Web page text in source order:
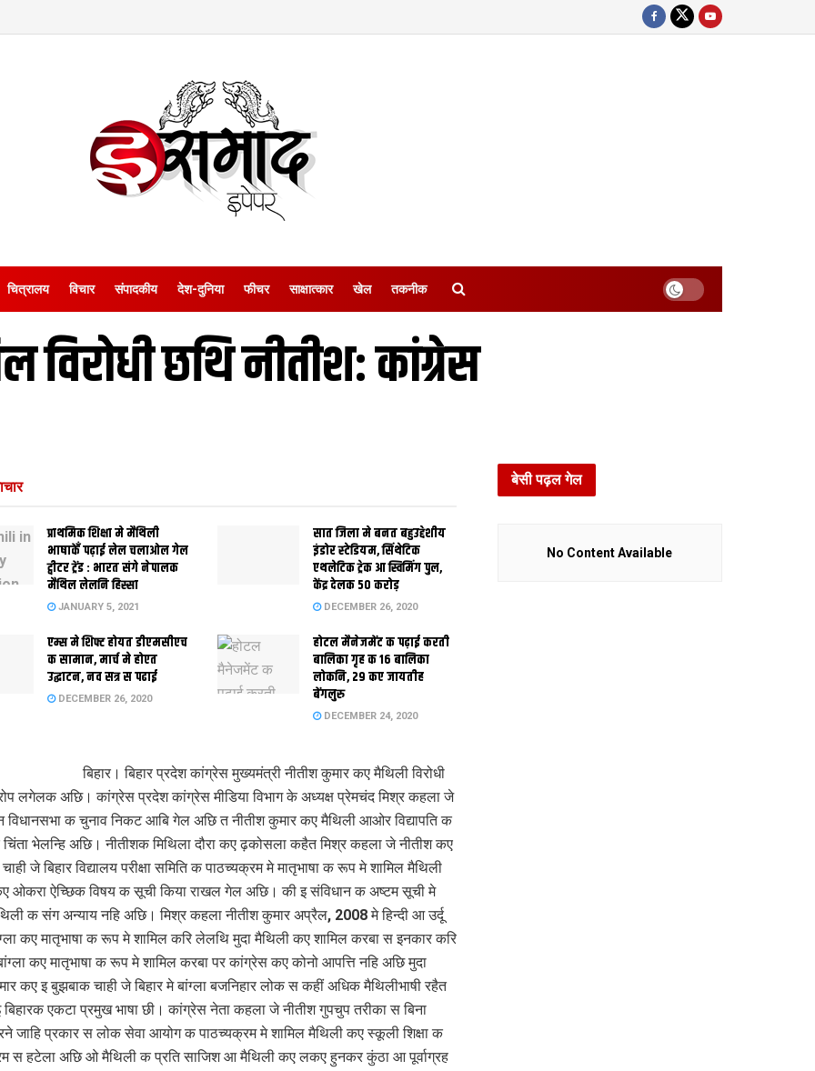
चित्रालय विचार संपादकीय देश-दुनिया फीचर साक्षात्‍कार खेल तकनीक
विरोधी छथि नीतीश: कांग्रेस
प्राथमिक शि‍क्षा मे मैथि‍ली
भाषाकेँ पढ़ाई लेल चलाओल गेल
ट्वीटर ट्रेंड : भारत संगे नेपालक
मैथिल लेलनि हिस्सा
JANUARY 5, 2021
सात जिला मे बनत बहुउद्देशीय
इंडोर स्‍टेडि‍यम, सिंथेटिक
एथलेटिक ट्रेक आ स्विमिंग पुल,
केंद्र देलक 50 करोड़
DECEMBER 26, 2020
एम्स मे शिफ्ट होयत डीएमसीएच
क सामान, मार्च मे होएत
उद्घाटन, नव सत्र स पढाई
DECEMBER 26, 2020
होटल मैनेजमेंट क पढ़ाई करती
बालिका गृह क 16 बालिका
लोकनि, 29 कए जायतीह
बेंगलुरु
DECEMBER 24, 2020
बिहार। बिहार प्रदेश कांग्रेस मुख्यमंत्री नीतीश कुमार कए मैथिली विरोधी
लगेलक अछि। कांग्रेस प्रदेश कांग्रेस मीडिया विभाग के अध्यक्ष प्रेमचंद मिश्र कहला जे
क चुनाव निकट आबि गेल अछि त नीतीश कुमार कए मैथिली आओर विद्यापति क
भेलन्हि अछि। नीतीशक मिथिला दौरा कए ढ़कोसला कहैत मिश्र कहला जे नीतीश कए
जे बिहार विद्यालय परीक्षा समिति क पाठच्यक्रम मे मातृभाषा क रूप मे शामिल मैथिली
ओकरा ऐच्छिक विषय क सूची किया राखल गेल अछि। की इ संविधान क अष्टम सूची मे
क संग अन्याय नहि अछि। मिश्र कहला नीतीश कुमार अप्रैल, 2008 मे हिन्दी आ उर्दू
कए मातृभाषा क रूप मे शामिल करि लेलथि मुदा मैथिली कए शामिल करबा स इनकार करि
कए मातृभाषा क रूप मे शामिल करबा पर कांग्रेस कए कोनो आपत्ति नहि अछि मुदा
कए इ बुझबाक चाही जे बिहार मे बांग्ला बजनिहार लोक स कहीं अधिक मैथिलीभाषी रहैत
एकटा प्रमुख भाषा छी। कांग्रेस नेता कहला जे नीतीश गुपचुप तरीका स बिना
जाहि प्रकार स लोक सेवा आयोग क पाठच्यक्रम मे शामिल मैथिली कए स्कूली शिक्षा क
स हटेला अछि ओ मैथिली क प्रति साजिश आ मैथिली कए लकए हुनकर कुंठा आ पूर्वाग्रह
बेसी पढ़ल गेल
No Content Available